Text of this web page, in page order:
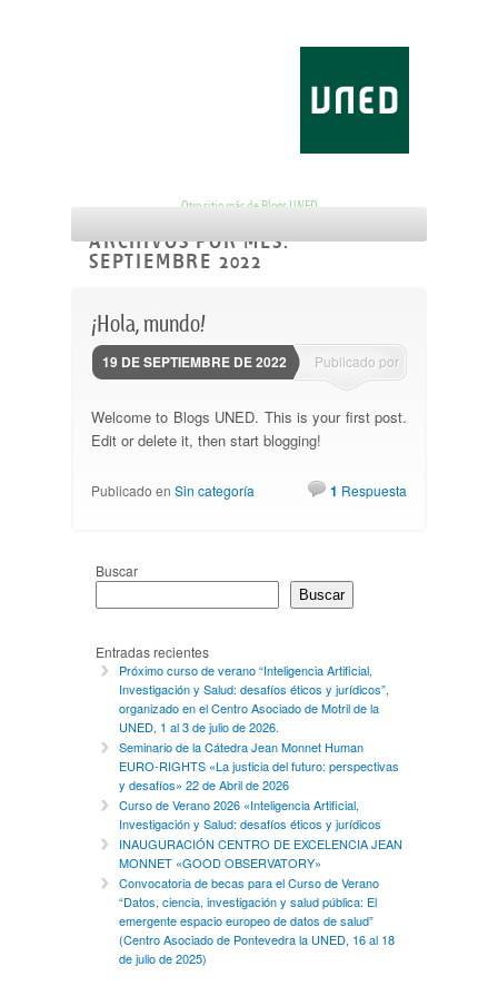
Cátedra IAAC Derechos
Otro sitio más de Blogs UNED
ARCHIVOS POR MES:
SEPTIEMBRE 2022
¡Hola, mundo!
19 DE SEPTIEMBRE DE 2022
Publicado por
blogsunedes
Welcome to Blogs UNED. This is your first post.
Edit or delete it, then start blogging!
Publicado en Sin categoría 1 Respuesta
Buscar
Buscar
Entradas recientes
Próximo curso de verano “Inteligencia Artificial,
Investigación y Salud: desafíos éticos y jurídicos”,
organizado en el Centro Asociado de Motril de la
UNED, 1 al 3 de julio de 2026.
Seminario de la Cátedra Jean Monnet Human
EURO-RIGHTS «La justicia del futuro: perspectivas
y desafíos» 22 de Abril de 2026
Curso de Verano 2026 «Inteligencia Artificial,
Investigación y Salud: desafíos éticos y jurídicos
INAUGURACIÓN CENTRO DE EXCELENCIA JEAN
MONNET «GOOD OBSERVATORY»
Convocatoria de becas para el Curso de Verano
“Datos, ciencia, investigación y salud pública: El
emergente espacio europeo de datos de salud”
(Centro Asociado de Pontevedra la UNED, 16 al 18
de julio de 2025)